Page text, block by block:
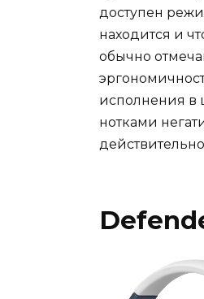
доступен
находится и
обычно
исполнения в
нотками